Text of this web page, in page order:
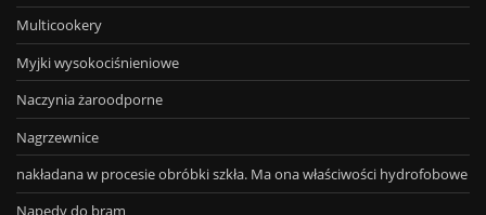
Multicookery
Myjki wysokociśnieniowe
Naczynia żaroodporne
Nagrzewnice
nakładana w procesie obróbki szkła. Ma ona właściwości hydrofobowe
Napędy do bram